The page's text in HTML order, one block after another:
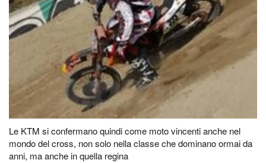
Le KTM si confermano quindi come moto vincenti anche nel
mondo del cross, non solo nella classe che dominano ormai da
anni, ma anche in quella regina